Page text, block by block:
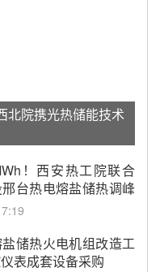
北院携光热储能技术
！西安热工院联合
台热电熔盐储热调峰
项目
储热火电机组改造工
表成套设备采购